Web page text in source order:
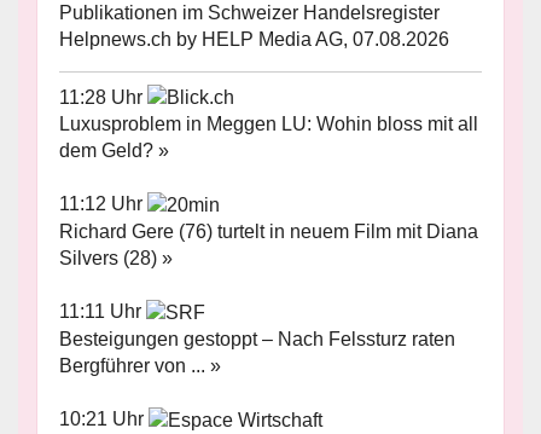
Publikationen im Schweizer Handelsregister
Helpnews.ch by HELP Media AG, 07.08.2026
11:28 Uhr
Luxusproblem in Meggen LU: Wohin bloss mit all
dem Geld? »
11:12 Uhr
Richard Gere (76) turtelt in neuem Film mit Diana
Silvers (28) »
11:11 Uhr
Besteigungen gestoppt – Nach Felssturz raten
Bergführer von ... »
10:21 Uhr